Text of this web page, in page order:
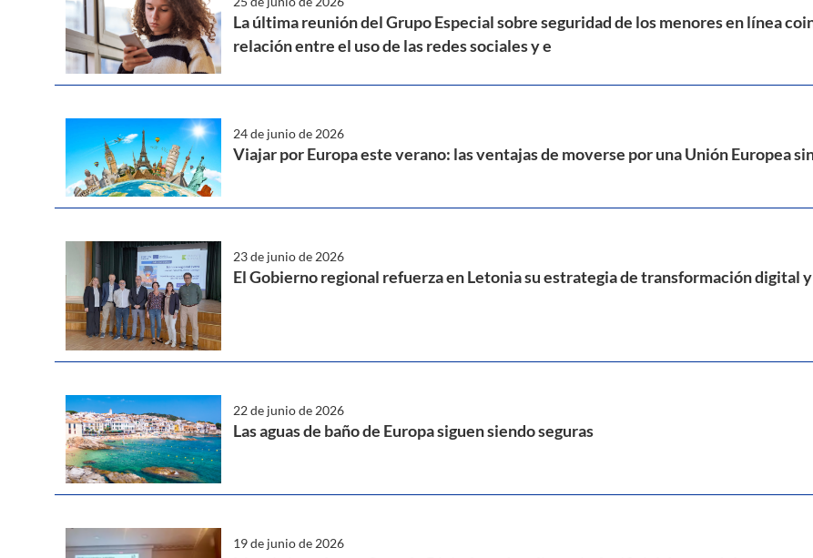
La última reunión del Grupo Especial sobre seguridad de los menores en línea
relación entre el uso de las redes sociales y e
24 de junio de 2026
Viajar por Europa este verano: las ventajas de moverse por una Unión Europea
23 de junio de 2026
El Gobierno regional refuerza en Letonia su estrategia de transformación digital
22 de junio de 2026
Las aguas de baño de Europa siguen siendo seguras
19 de junio de 2026